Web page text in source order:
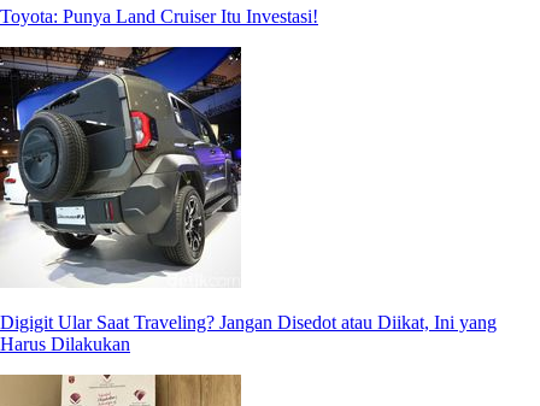
Toyota: Punya Land Cruiser Itu Investasi!
Digigit Ular Saat Traveling? Jangan Disedot atau Diikat, Ini yang
Harus Dilakukan